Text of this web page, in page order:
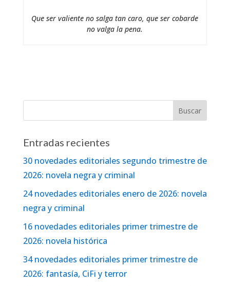
Que ser valiente no salga tan caro, que ser cobarde
no valga la pena.
Entradas recientes
30 novedades editoriales segundo trimestre de
2026: novela negra y criminal
24 novedades editoriales enero de 2026: novela
negra y criminal
16 novedades editoriales primer trimestre de
2026: novela histórica
34 novedades editoriales primer trimestre de
2026: fantasía, CiFi y terror